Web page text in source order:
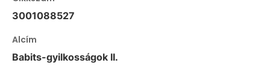
3001088527
Alcím
Babits-gyilkosságok II.